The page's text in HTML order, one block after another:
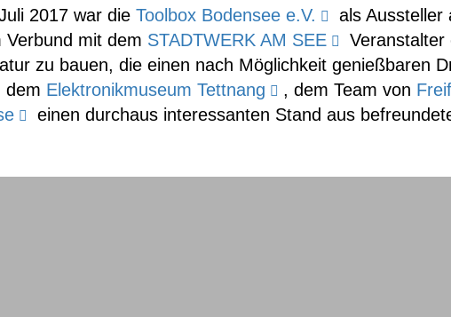
2017 war die Toolbox Bodensee e.V. als Aussteller
Verbund mit dem STADTWERK AM SEE Veranstalter
zu bauen, die einen nach Möglichkeit genießbaren
dem Elektronikmuseum Tettnang , dem Team von
einen durchaus interessanten Stand aus